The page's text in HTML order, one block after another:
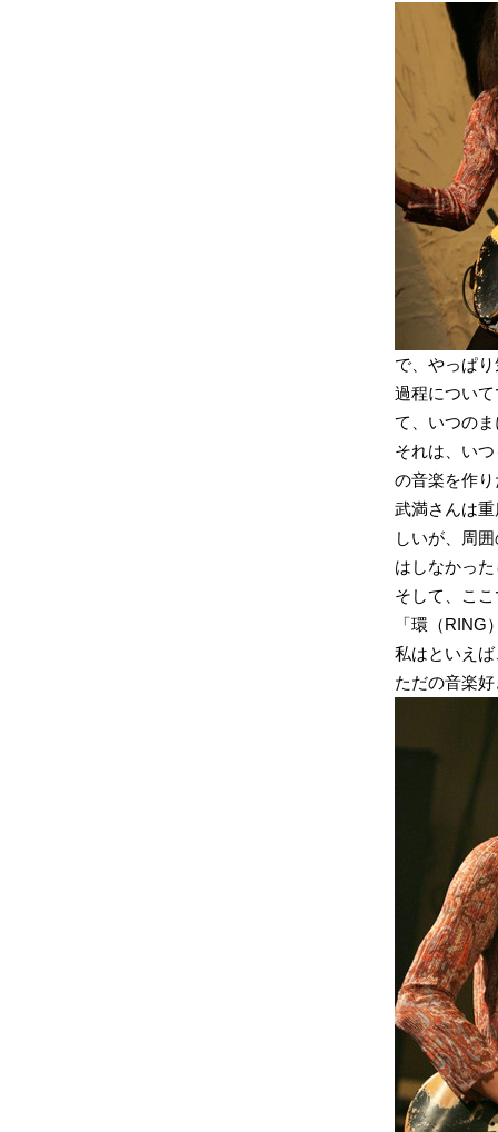
で、やっぱ
過程につい
て、いつの
それは、い
の音楽を作
武満さんは
しいが、周
はしなかっ
そして、こ
「環（
私はといえ
ただの音楽